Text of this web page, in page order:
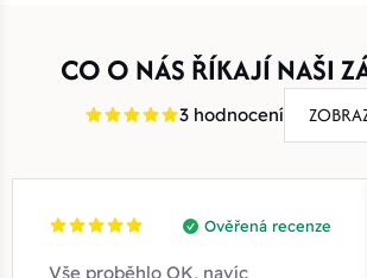
CO O NÁS ŘÍKAJÍ NAŠI
3 hodnocení
Ověřená recenze
Vše proběhlo OK, navíc